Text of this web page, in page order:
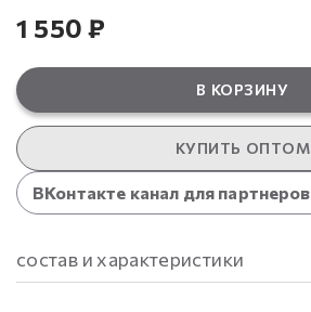
1 550 ₽
В КОРЗИНУ
КУПИТЬ ОПТОМ
ВКонтакте канал для партнеров
состав и характеристики